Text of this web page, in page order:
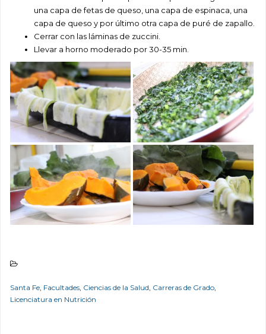
una capa de fetas de queso, una capa de espinaca, una
capa de queso y por último otra capa de puré de zapallo.
Cerrar con las láminas de zuccini.
Llevar a horno moderado por 30-35 min.
Santa Fe Facultades Ciencias de la Salud Carreras de Grado
Licenciatura en Nutrición